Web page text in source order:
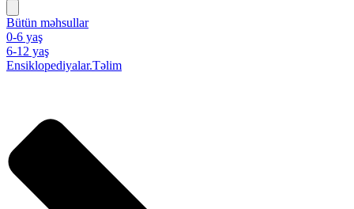
Bütün məhsullar
0-6 yaş
6-12 yaş
Ensiklopediyalar.Təlim